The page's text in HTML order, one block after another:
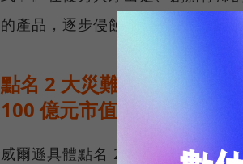
的產品，逐步侵蝕 Lululemon 的市
點名 2 大災難決策：
100 億元市值
威爾遜具體點名 2 項他認為是災